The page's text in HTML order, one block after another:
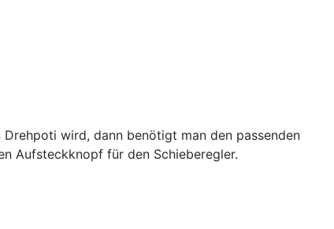
wird, dann benötigt man den passenden
Aufsteckknopf für den Schieberegler.